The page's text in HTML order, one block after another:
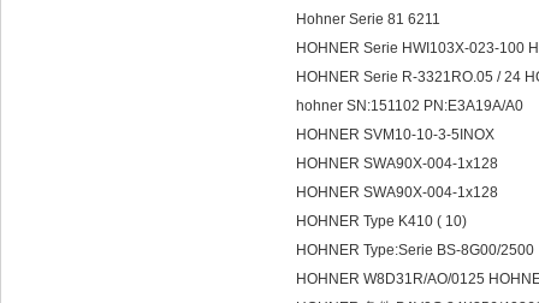
Hohner Serie 81 6211
HOHNER Serie HWI103X-023-100
HOHNER Serie R-3321RO.05 / 24
hohner SN:151102 PN:E3A19A/A0
HOHNER SVM10-10-3-5INOX
HOHNER SWA90X-004-1x128
HOHNER SWA90X-004-1x128
HOHNER Type K410 ( 10)
HOHNER Type:Serie BS-8G00/
HOHNER W8D31R/AO/0125